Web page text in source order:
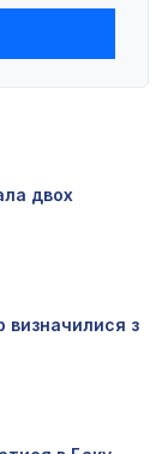
двох
визначилися з